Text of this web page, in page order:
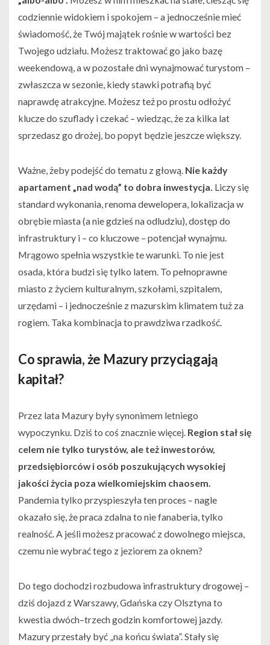
codziennie widokiem i spokojem – a jednocześnie mieć
świadomość, że Twój majątek rośnie w wartości bez
Twojego udziału. Możesz traktować go jako bazę
weekendową, a w pozostałe dni wynajmować turystom –
zwłaszcza w sezonie, kiedy stawki potrafią być
naprawdę atrakcyjne. Możesz też po prostu odłożyć
klucze do szuflady i czekać – wiedząc, że za kilka lat
sprzedasz go drożej, bo popyt będzie jeszcze większy.
Ważne, żeby podejść do tematu z głową. Nie każdy
apartament „nad wodą” to dobra inwestycja. Liczy się
standard wykonania, renoma dewelopera, lokalizacja w
obrębie miasta (a nie gdzieś na odludziu), dostęp do
infrastruktury i – co kluczowe – potencjał wynajmu.
Mrągowo spełnia wszystkie te warunki. To nie jest
osada, która budzi się tylko latem. To pełnoprawne
miasto z życiem kulturalnym, szkołami, szpitalem,
urzędami – i jednocześnie z mazurskim klimatem tuż za
rogiem. Taka kombinacja to prawdziwa rzadkość.
Co sprawia, że Mazury przyciągają
kapitał?
Przez lata Mazury były synonimem letniego
wypoczynku. Dziś to coś znacznie więcej. Region stał się
celem nie tylko turystów, ale też inwestorów,
przedsiębiorców i osób poszukujących wysokiej
jakości życia poza wielkomiejskim chaosem.
Pandemia tylko przyspieszyła ten proces – nagle
okazało się, że praca zdalna to nie fanaberia, tylko
realność. A jeśli możesz pracować z dowolnego miejsca,
czemu nie wybrać tego z jeziorem za oknem?
Do tego dochodzi rozbudowa infrastruktury drogowej –
dziś dojazd z Warszawy, Gdańska czy Olsztyna to
kwestia dwóch–trzech godzin komfortowej jazdy.
Mazury przestały być „na końcu świata”. Stały się